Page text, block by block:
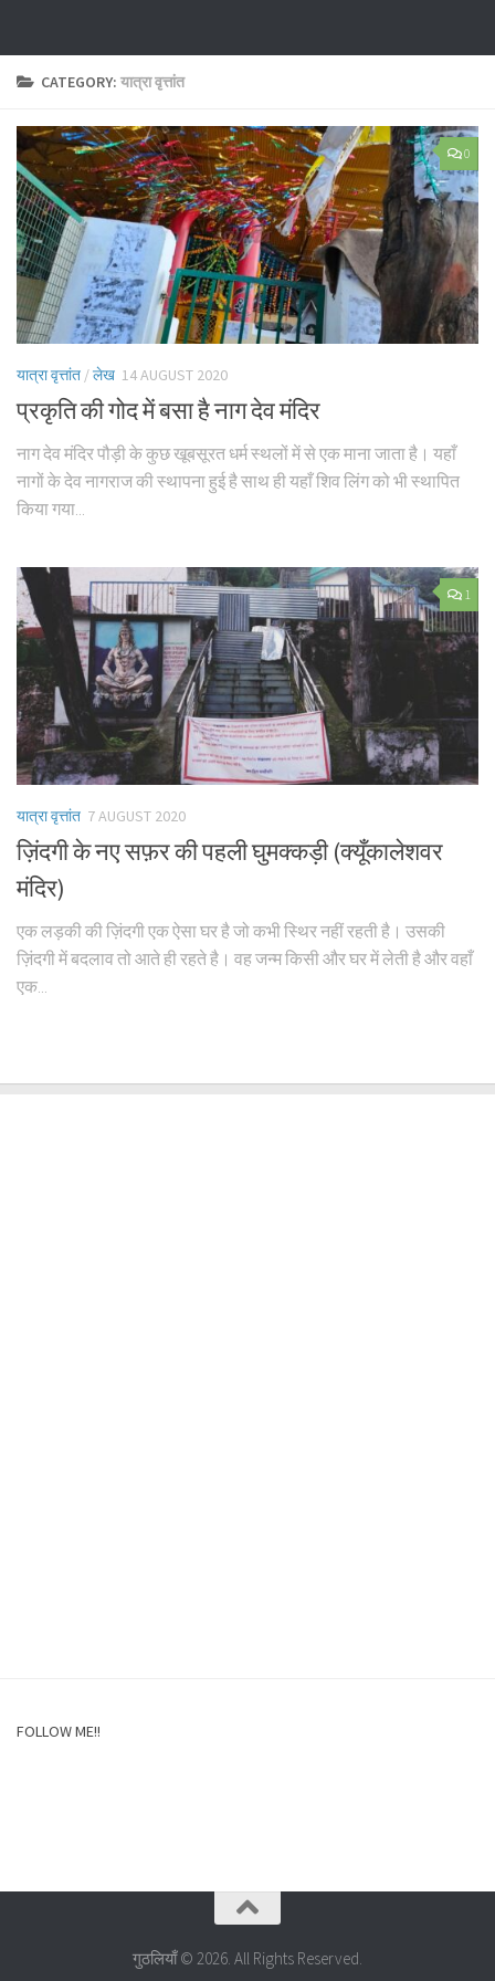
CATEGORY: यात्रा वृत्तांत
0
यात्रा वृत्तांत /लेख 14 AUGUST 2020
प्रकृति की गोद में बसा है नाग देव मंदिर
नाग देव मंदिर पौड़ी के कुछ खूबसूरत धर्म स्थलों में से एक माना जाता है। यहाँ
नागों के देव नागराज की स्थापना हुई है साथ ही यहाँ शिव लिंग को भी स्थापित
किया गया...
1
यात्रा वृत्तांत 7 AUGUST 2020
ज़िंदगी के नए सफ़र की पहली घुमक्कड़ी (क्यूँकालेशवर
मंदिर)
एक लड़की की ज़िंदगी एक ऐसा घर है जो कभी स्थिर नहीं रहती है। उसकी
ज़िंदगी में बदलाव तो आते ही रहते है। वह जन्म किसी और घर में लेती है और वहाँ
एक...
FOLLOW ME!!
गुठलियाँ © 2026. All Rights Reserved.